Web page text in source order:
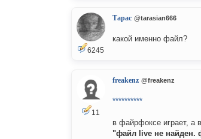
6245
Тарас @tarasian666
какой именно файл?
11
freakenz @freakenz
**********
в файрфоксе играет, а
"файл live не найден.